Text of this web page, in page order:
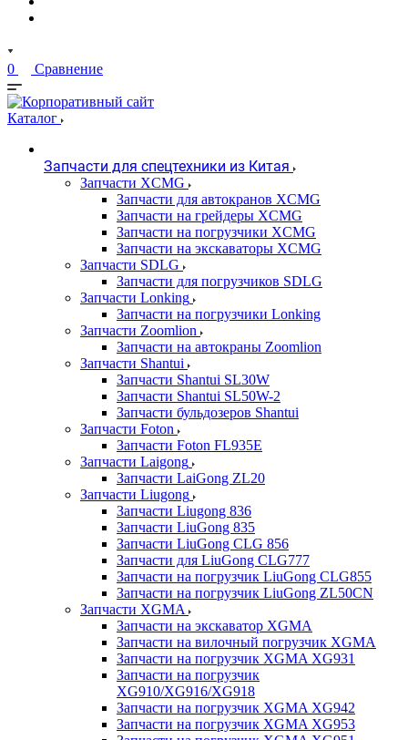
0 Сравнение
Каталог
Запчасти для спецтехники из Китая
Запчасти XCMG
Запчасти для автокранов XCMG
Запчасти на грейдеры XCMG
Запчасти на погрузчики XCMG
Запчасти на экскаваторы XCMG
Запчасти SDLG
Запчасти для погрузчиков SDLG
Запчасти Lonking
Запчасти на погрузчики Lonking
Запчасти Zoomlion
Запчасти на автокраны Zoomlion
Запчасти Shantui
Запчасти Shantui SL30W
Запчасти Shantui SL50W-2
Запчасти бульдозеров Shantui
Запчасти Foton
Запчасти Foton FL935E
Запчасти Laigong
Запчасти LaiGong ZL20
Запчасти Liugong
Запчасти Liugong 836
Запчасти LiuGong 835
Запчасти LiuGong CLG 856
Запчасти для LiuGong CLG777
Запчасти на погрузчик LiuGong CLG855
Запчасти на погрузчик LiuGong ZL50CN
Запчасти XGMA
Запчасти на экскаватор XGMA
Запчасти на вилочный погрузчик XGMA
Запчасти на погрузчик XGMA XG931
Запчасти на погрузчик
XG910/XG916/XG918
Запчасти на погрузчик XGMA XG942
Запчасти на погрузчик XGMA XG953